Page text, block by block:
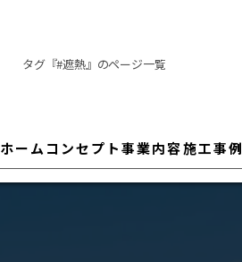
タグ『#遮熱』のページ一覧
ホーム コンセプト事業内容施工事例